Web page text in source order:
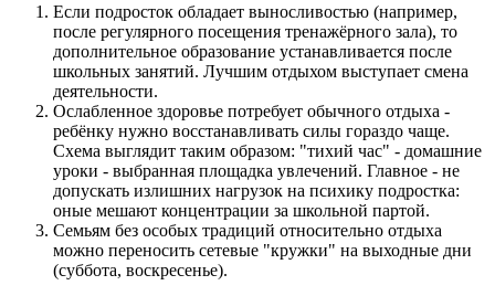
Если подросток обладает выносливостью (например,
после регулярного посещения тренажёрного зала), то
дополнительное образование устанавливается после
школьных занятий. Лучшим отдыхом выступает смена
деятельности.
Ослабленное здоровье потребует обычного отдыха -
ребёнку нужно восстанавливать силы гораздо чаще.
Схема выглядит таким образом: "тихий час" - домашние
уроки - выбранная площадка увлечений. Главное - не
допускать излишних нагрузок на психику подростка:
оные мешают концентрации за школьной партой.
Семьям без особых традиций относительно отдыха
можно переносить сетевые "кружки" на выходные дни
(суббота, воскресенье).